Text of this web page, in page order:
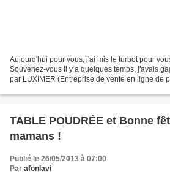
Aujourd'hui pour vous, j'ai mis le turbot pour
Souvenez-vous il y a quelques temps, j'avais
par LUXIMER (Entreprise de vente en ligne de
TABLE POUDRÉE et Bonne
mamans !
Publié le 26/05/2013 à 07:00
Par afonlavi